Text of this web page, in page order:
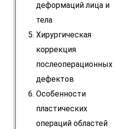
деформаций лица и
тела
Хирургическая
коррекция
послеоперационных
дефектов
Особенности
пластических
операций областей